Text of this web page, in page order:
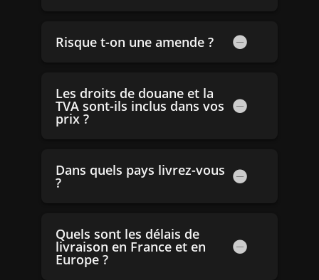
Risque t-on une amende ?
Les droits de douane et la
TVA sont-ils inclus dans vos
prix ?
Dans quels pays livrez-vous
?
Quels sont les délais de
livraison en France et en
Europe ?